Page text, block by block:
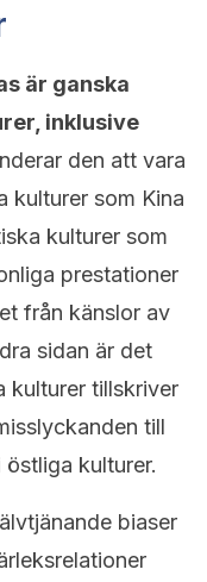
är ganska
inklusive
den att vara
kulturer som Kina
kulturer som
prestationer
från känslor av
sidan är det
kulturer tillskriver
till
kulturer.
biaser